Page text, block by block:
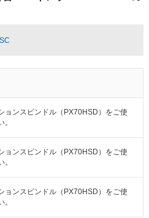
SC
ョンスピンドル（PX70HSD）をご使
。
ョンスピンドル（PX70HSD）をご使
。
ョンスピンドル（PX70HSD）をご使
。